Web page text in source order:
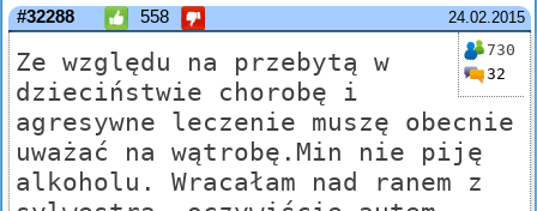
24.02.2015
#32288 558
730
32
Ze względu na przebytą w
dzieciństwie chorobę i
agresywne leczenie muszę obecnie
uważać na wątrobę.Min nie piję
alkoholu. Wracałam nad ranem z